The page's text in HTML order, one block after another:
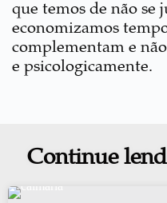
que temos de não se
economizamos
complementam e
e psicologicamente.
Continue